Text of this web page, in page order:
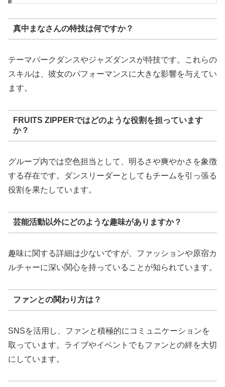
真中まなさんの特技は何ですか？
テーマパークダンスやジャズダンスが特技です。これらの
スキルは、彼女のパフォーマンスに大きな影響を与えてい
ます。
FRUITS ZIPPERではどのような役割を担っています
か？
グループ内では空色担当として、明るさや爽やかさを象徴
する存在です。ダンスリーダーとしてもチームを引っ張る
役割を果たしています。
芸能活動以外にどのような趣味がありますか？
趣味に関する詳細は少ないですが、ファッションや原宿カ
ルチャーに深い関心を持っていることが知られています。
ファンとの関わり方は？
SNSを活用し、ファンと積極的にコミュニケーションを
取っています。ライブやイベントでもファンとの絆を大切
にしています。